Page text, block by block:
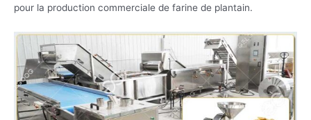
pour la production commerciale de farine de plantain.